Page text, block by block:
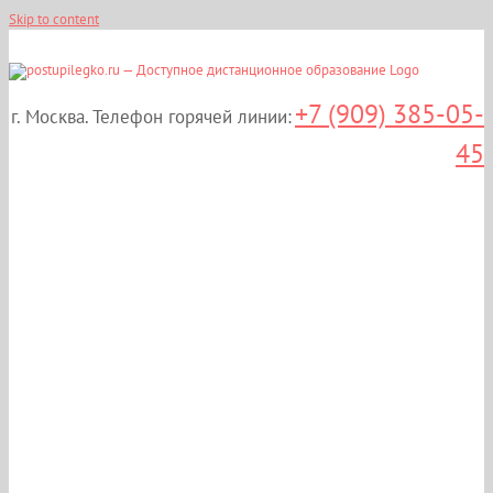
Skip to content
г. Москва. Телефон горячей линии:+7 (909) 385-05-
45